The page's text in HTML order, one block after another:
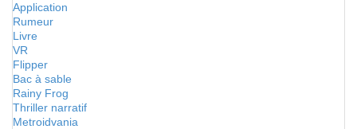
Application
Rumeur
Livre
VR
Flipper
Bac à sable
Rainy Frog
Thriller narratif
Metroidvania